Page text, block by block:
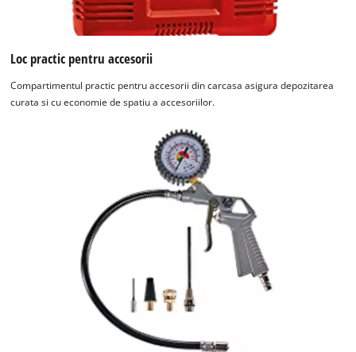
Loc practic pentru accesorii
Compartimentul practic pentru accesorii din carcasa asigura depozitarea
curata si cu economie de spatiu a accesoriilor.